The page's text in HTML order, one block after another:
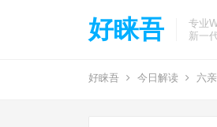
好睐吾
专业
新一
好睐吾 今日解读 六